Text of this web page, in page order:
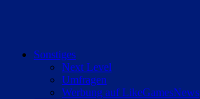
Sonstiges
Next Level
Umfragen
Werbung auf LikeGamesNews